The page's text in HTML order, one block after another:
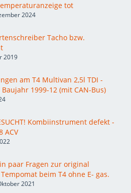
tot
2024
Tacho bzw.
2019
am T4 Multivan 2,5l TDI -
1999-12 (mit CAN-Bus)
Kombiinstrument defekt -
ACV
paar Fragen zur original
beim T4 ohne E- gas.
2021